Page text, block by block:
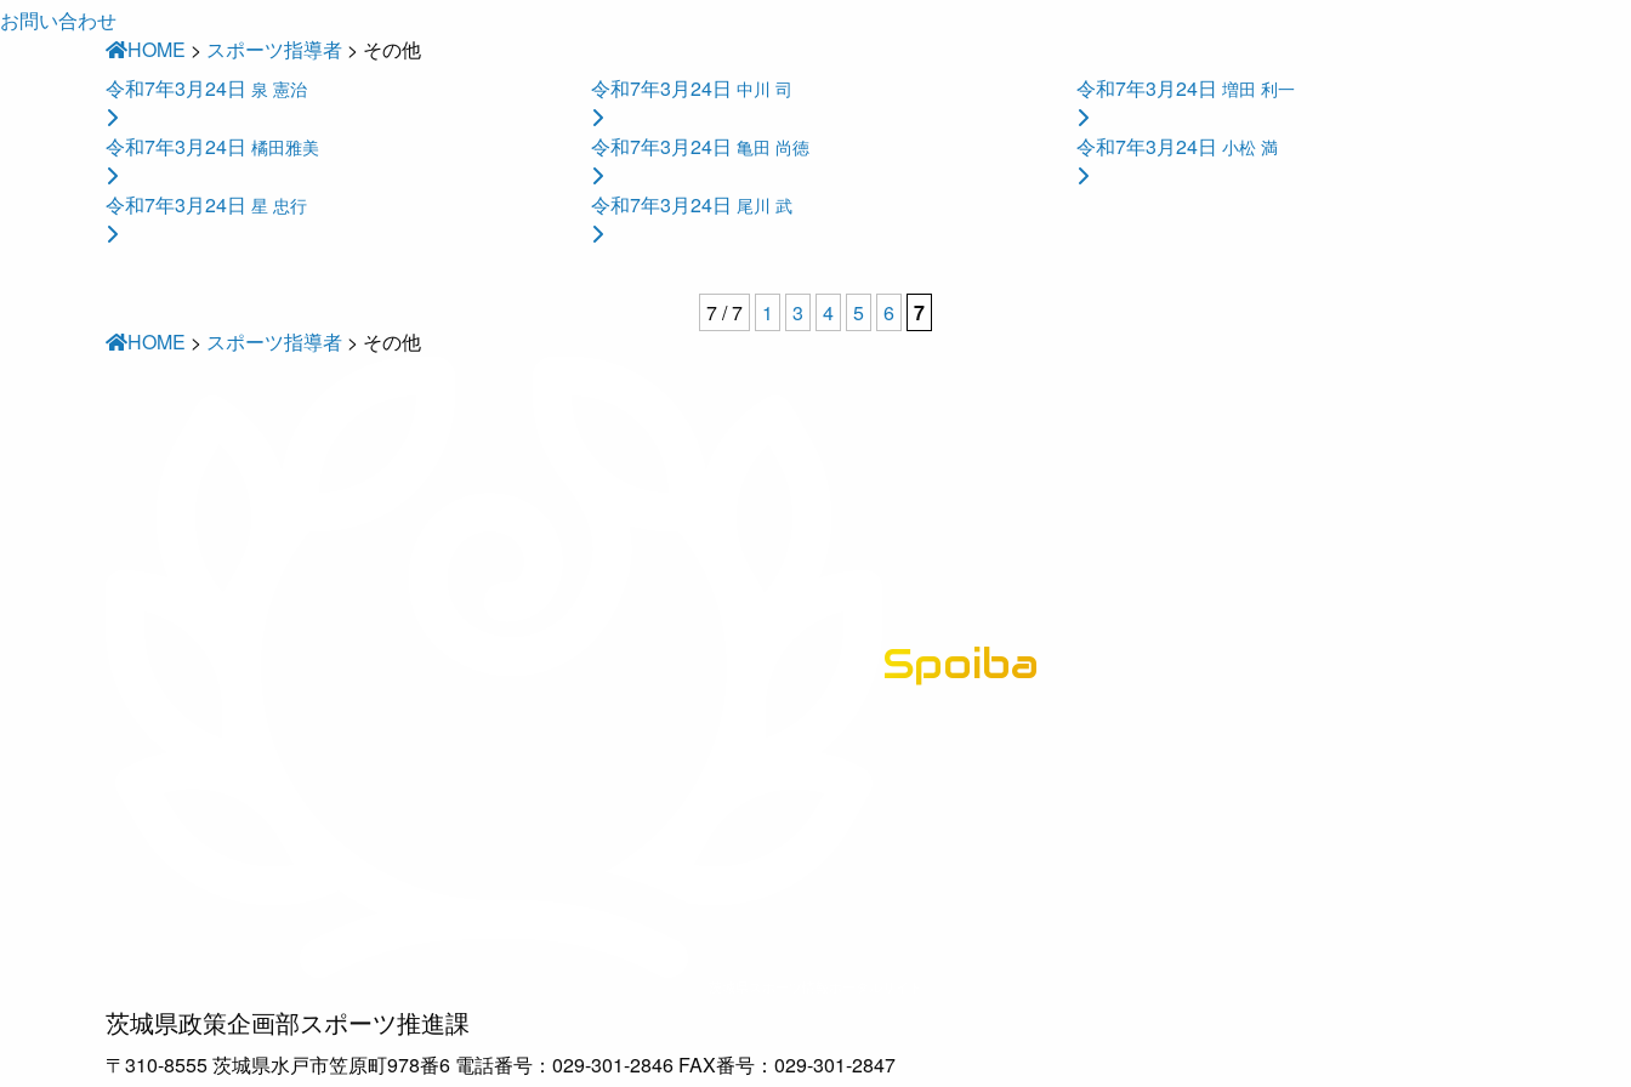
お問い合わせ
HOME > スポーツ指導者 > その他
令和7年3月24日 泉 憲治 令和7年3月24日 中川 司 令和7年3月24日 増田 利一
令和7年3月24日 橘田雅美 令和7年3月24日 亀田 尚徳 令和7年3月24日 小松 満
令和7年3月24日 星 忠行 令和7年3月24日 尾川 武
7 / 7 1 3 4 5 6
7
HOME > スポーツ指導者 > その他
Spoiba
茨城県政策企画部スポーツ推進課
〒310-8555 茨城県水戸市笠原町978番6 電話番号：029-301-2846 FAX番号：029-301-2847